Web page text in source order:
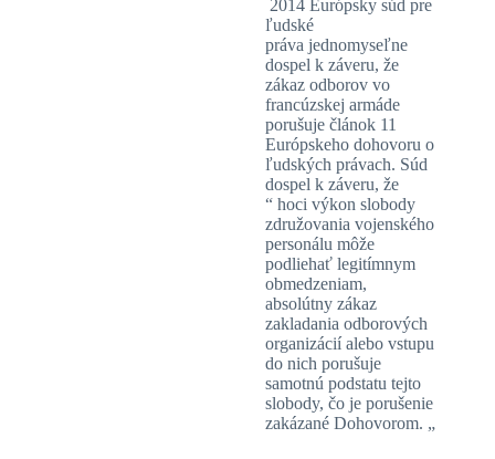
2014 Európsky súd pre
ľudské
práva jednomyseľne
dospel k záveru, že
zákaz odborov vo
francúzskej armáde
porušuje článok 11
Európskeho dohovoru o
ľudských právach. Súd
dospel k záveru, že
“ hoci výkon slobody
združovania vojenského
personálu môže
podliehať legitímnym
obmedzeniam,
absolútny zákaz
zakladania odborových
organizácií alebo vstupu
do nich porušuje
samotnú podstatu tejto
slobody, čo je porušenie
zakázané Dohovorom. „